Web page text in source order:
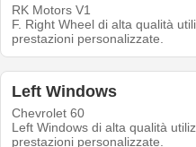
RK Motors V1
F. Right Wheel di alta qualità
prestazioni personalizzate.
Left Windows
Chevrolet 60
Left Windows di alta qualità
prestazioni personalizzate.